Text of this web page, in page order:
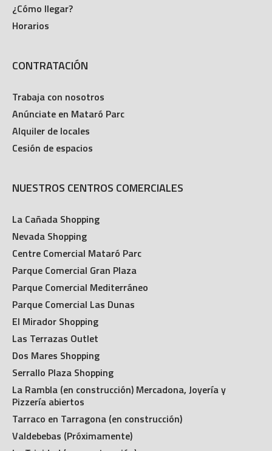
¿Cómo llegar?
Horarios
CONTRATACIÓN
Trabaja con nosotros
Anúnciate en Mataró Parc
Alquiler de locales
Cesión de espacios
NUESTROS CENTROS COMERCIALES
La Cañada Shopping
Nevada Shopping
Centre Comercial Mataró Parc
Parque Comercial Gran Plaza
Parque Comercial Mediterráneo
Parque Comercial Las Dunas
El Mirador Shopping
Las Terrazas Outlet
Dos Mares Shopping
Serrallo Plaza Shopping
La Rambla (en construcción) Mercadona, Joyería y
Pizzería abiertos
Tarraco en Tarragona (en construcción)
Valdebebas (Próximamente)